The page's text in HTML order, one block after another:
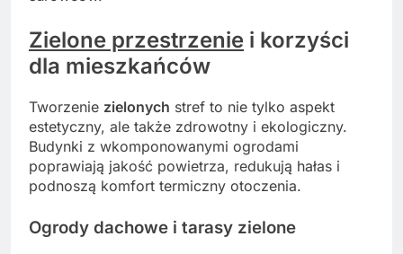
Zielone przestrzenie i korzyści
dla mieszkańców
Tworzenie zielonych stref to nie tylko aspekt
estetyczny, ale także zdrowotny i ekologiczny.
Budynki z wkomponowanymi ogrodami
poprawiają jakość powietrza, redukują hałas i
podnoszą komfort termiczny otoczenia.
Ogrody dachowe i tarasy zielone